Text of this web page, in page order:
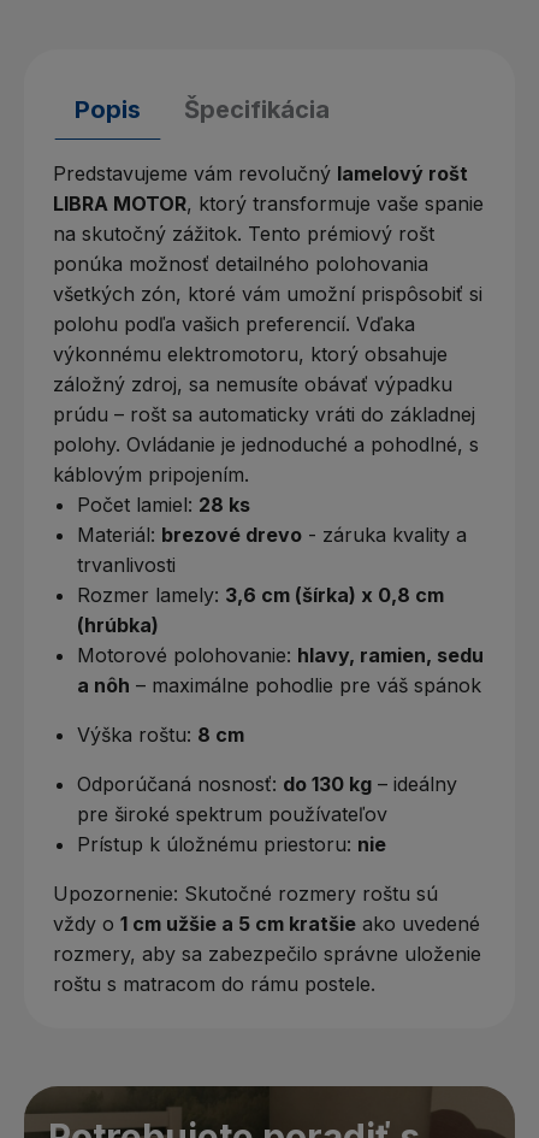
Popis Špecifikácia
Predstavujeme vám revolučný lamelový rošt
LIBRA MOTOR, ktorý transformuje vaše spanie
na skutočný zážitok. Tento prémiový rošt
ponúka možnosť detailného polohovania
všetkých zón, ktoré vám umožní prispôsobiť si
polohu podľa vašich preferencií. Vďaka
výkonnému elektromotoru, ktorý obsahuje
záložný zdroj, sa nemusíte obávať výpadku
prúdu – rošt sa automaticky vráti do základnej
polohy. Ovládanie je jednoduché a pohodlné, s
káblovým pripojením.
Počet lamiel: 28 ks
Materiál: brezové drevo - záruka kvality a
trvanlivosti
Rozmer lamely: 3,6 cm (šírka) x 0,8 cm
(hrúbka)
Motorové polohovanie: hlavy, ramien, sedu
a nôh – maximálne pohodlie pre váš spánok
Výška roštu: 8 cm
Odporúčaná nosnosť: do 130 kg – ideálny
pre široké spektrum používateľov
Prístup k úložnému priestoru: nie
Upozornenie: Skutočné rozmery roštu sú
vždy o 1 cm užšie a 5 cm kratšie ako uvedené
rozmery, aby sa zabezpečilo správne uloženie
roštu s matracom do rámu postele.